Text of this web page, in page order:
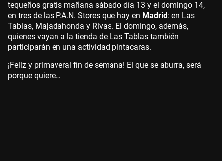
tequeños gratis mañana sábado día 13 y el domingo 14,
en tres de las P.A.N. Stores que hay en Madrid: en Las
Tablas, Majadahonda y Rivas. El domingo, además,
quienes vayan a la tienda de Las Tablas también
participarán en una actividad pintacaras.
¡Feliz y primaveral fin de semana! El que se aburra, será
porque quiere…